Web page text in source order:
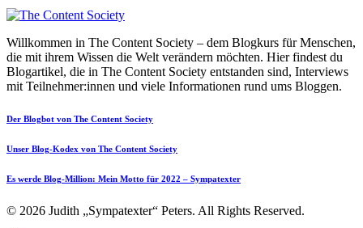
Willkommen in The Content Society – dem Blogkurs für Menschen,
die mit ihrem Wissen die Welt verändern möchten. Hier findest du
Blogartikel, die in The Content Society entstanden sind, Interviews
mit Teilnehmer:innen und viele Informationen rund ums Bloggen.
Der Blogbot von The Content Society
Unser Blog-Kodex von The Content Society
Es werde Blog-Million: Mein Motto für 2022 – Sympatexter
© 2026 Judith „Sympatexter“ Peters. All Rights Reserved.